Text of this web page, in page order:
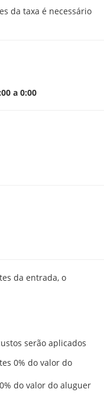
da taxa é necessário
a 0:00
da entrada, o
serão aplicados
0% do valor do
do valor do aluguer